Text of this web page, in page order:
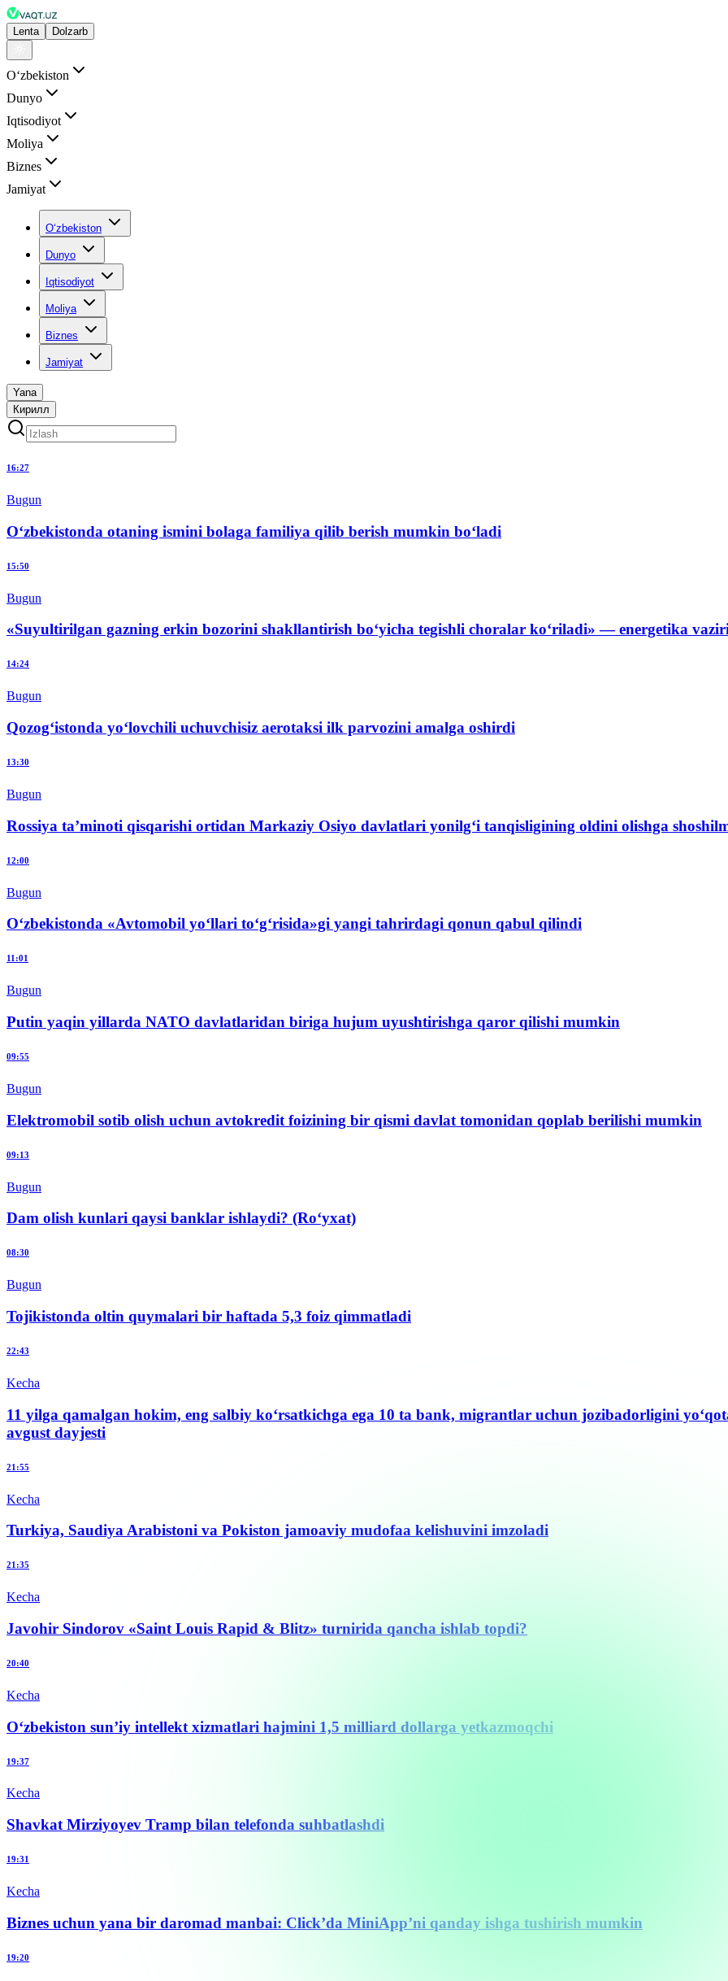
Lenta Dolzarb
Oʻzbekiston
Dunyo
Iqtisodiyot
Moliya
Biznes
Jamiyat
Oʻzbekiston
Dunyo
Iqtisodiyot
Moliya
Biznes
Jamiyat
Yana
Кирилл
16:27
Bugun
O‘zbekistonda otaning ismini bolaga familiya qilib berish mumkin bo‘ladi
15:50
Bugun
«Suyultirilgan gazning erkin bozorini shakllantirish bo‘yicha tegishli choralar ko‘riladi» — energetika
14:24
Bugun
Qozog‘istonda yo‘lovchili uchuvchisiz aerotaksi ilk parvozini amalga oshirdi
13:30
Bugun
Rossiya ta’minoti qisqarishi ortidan Markaziy Osiyo davlatlari yonilg‘i tanqisligining oldini olishga
12:00
Bugun
O‘zbekistonda «Avtomobil yo‘llari to‘g‘risida»gi yangi tahrirdagi qonun qabul qilindi
11:01
Bugun
Putin yaqin yillarda NATO davlatlaridan biriga hujum uyushtirishga qaror qilishi mumkin
09:55
Bugun
Elektromobil sotib olish uchun avtokredit foizining bir qismi davlat tomonidan qoplab berilishi mumkin
09:13
Bugun
Dam olish kunlari qaysi banklar ishlaydi? (Ro‘yxat)
08:30
Bugun
Tojikistonda oltin quymalari bir haftada 5,3 foiz qimmatladi
22:43
Kecha
11 yilga qamalgan hokim, eng salbiy ko‘rsatkichga ega 10 ta bank, migrantlar uchun jozibadorligini
avgust dayjesti
21:55
Kecha
Turkiya, Saudiya Arabistoni va Pokiston jamoaviy mudofaa kelishuvini imzoladi
21:35
Kecha
Javohir Sindorov «Saint Louis Rapid & Blitz» turnirida qancha ishlab topdi?
20:40
Kecha
O‘zbekiston sun’iy intellekt xizmatlari hajmini 1,5 milliard dollarga yetkazmoqchi
19:37
Kecha
Shavkat Mirziyoyev Tramp bilan telefonda suhbatlashdi
19:31
Kecha
Biznes uchun yana bir daromad manbai: Click’da MiniApp’ni qanday ishga tushirish mumkin
19:20